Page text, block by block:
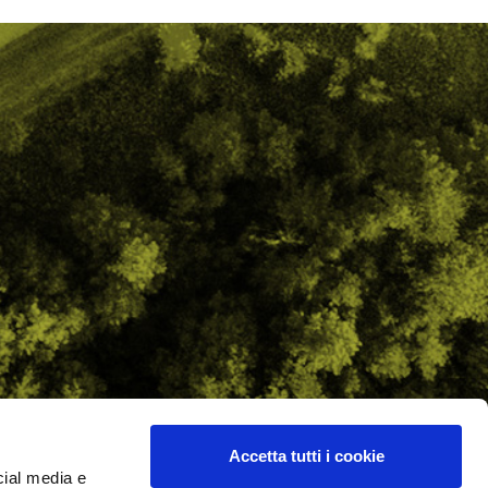
media e
Accetta tutti i cookie